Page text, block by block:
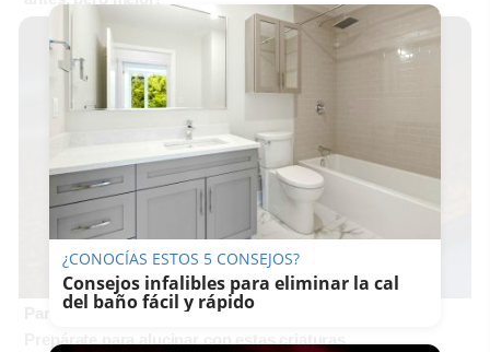
Parece ciencia ficción
¿CONOCÍAS ESTOS 5 CONSEJOS?
Consejos infalibles para eliminar la cal
del baño fácil y rápido